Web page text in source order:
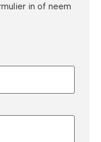
in of neem